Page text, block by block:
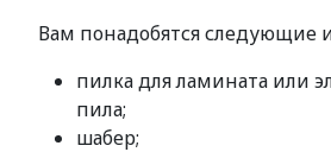
Вам понадобятся следующие
пилка для ламината или
пила;
шабер;